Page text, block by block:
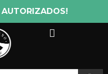
AUTORIZADOS!